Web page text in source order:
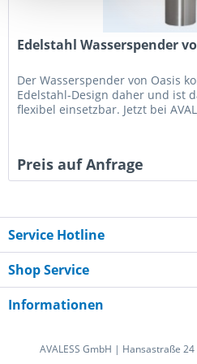
Edelstahl Wasserspender
Der Wasserspender von Oasis
Edelstahl-Design daher und ist
flexibel einsetzbar. Jetzt bei
Preis auf Anfrage
Service Hotline
Shop Service
Informationen
AVALESS GmbH | Hansastraße